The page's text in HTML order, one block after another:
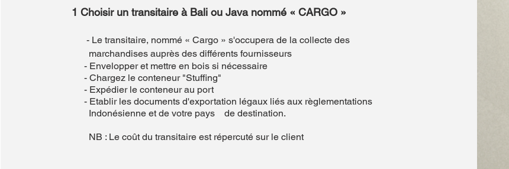
1 Choisir un transitaire à Bali ou Java nommé « CARGO »
- Le transitaire, nommé « Cargo » s'occupera de la collecte des
marchandises auprès des différents fournisseurs
- Envelopper et mettre en bois si nécessaire
- Chargez le conteneur "Stuffing"
- Expédier le conteneur au port
- Etablir les documents d'exportation légaux liés aux règlementations
Indonésienne et de votre pays de destination.
NB : Le coût du transitaire est répercuté sur le client